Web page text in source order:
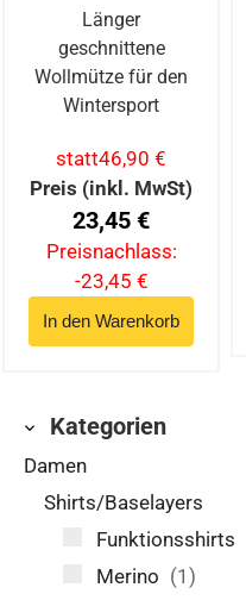
Länger
geschnittene
Wollmütze für den
Wintersport
statt46,90 €
Preis (inkl. MwSt)
23,45 €
Preisnachlass:
-23,45 €
Kategorien
Damen
Shirts/Baselayers
Funktionsshirts
Merino (1)